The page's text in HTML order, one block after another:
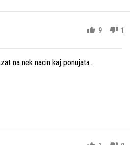
9 1
na nek nacin kaj ponujata...